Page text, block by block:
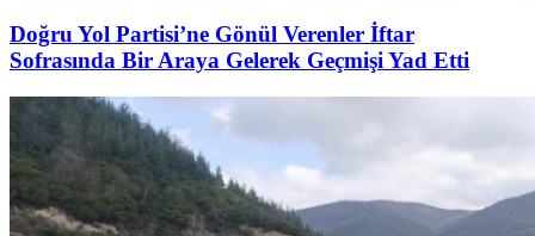
Doğru Yol Partisi’ne Gönül Verenler İftar
Sofrasında Bir Araya Gelerek Geçmişi Yad Etti